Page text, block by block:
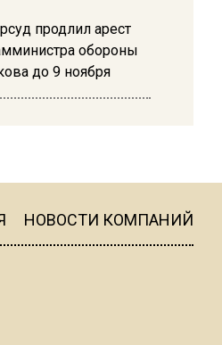
продлил арест
обороны
до 9 ноября
НОВОСТИ КОМПАНИЙ